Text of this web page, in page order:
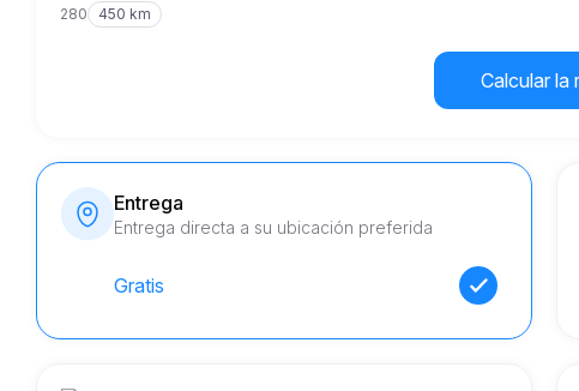
280 450 km
Calcular la
Entrega
Entrega directa a su ubicación preferida
Gratis